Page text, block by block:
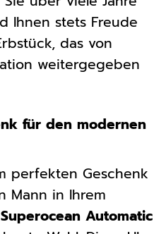
Ihnen stets Freude
das von
weitergegeben
für den modernen
perfekten Geschenk
Mann in Ihrem
Automatic